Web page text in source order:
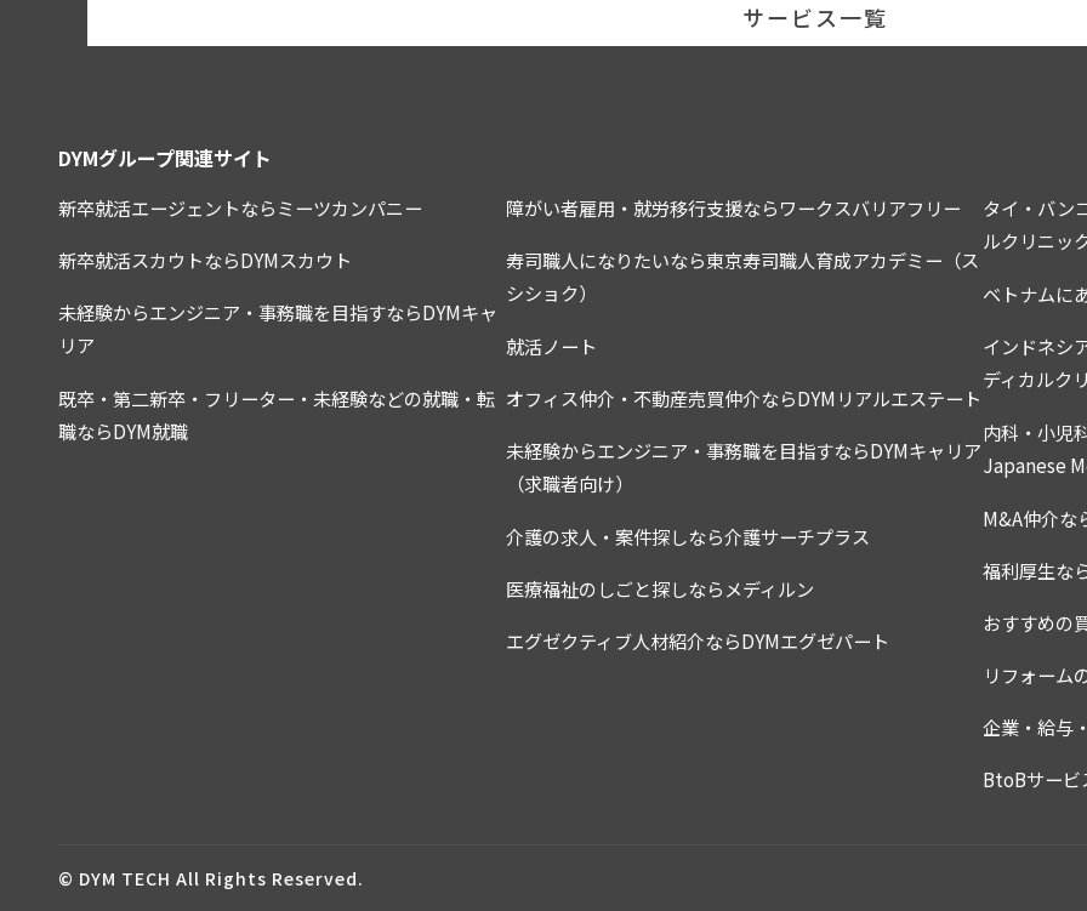
サービス一覧
DYMグループ関連サイト
新卒就活エージェントならミーツカンパニー
新卒就活スカウトならDYMスカウト
未経験からエンジニア・事務職を目指すならDYMキャ
リア
既卒・第二新卒・フリーター・未経験などの就職・転
職ならDYM就職
障がい者雇用・就労移行支援ならワークスバリアフリー
寿司職人になりたいなら東京寿司職人育成アカデミー（ス
シショク）
就活ノート
オフィス仲介・不動産売買仲介ならDYMリアルエステート
未経験からエンジニア・事務職を目指すならDYMキャリア
（求職者向け）
介護の求人・案件探しなら介護サーチプラス
医療福祉のしごと探しならメディルン
エグゼクティブ人材紹介ならDYMエグゼパート
タイ・バン
ルクリニッ
ベトナムに
インドネシ
ディカルク
内科・小児
Japanese
M&A仲介な
福利厚生な
おすすめの
リフォーム
企業・給与
BtoBサービ
© DYM TECH All Rights Reserved.